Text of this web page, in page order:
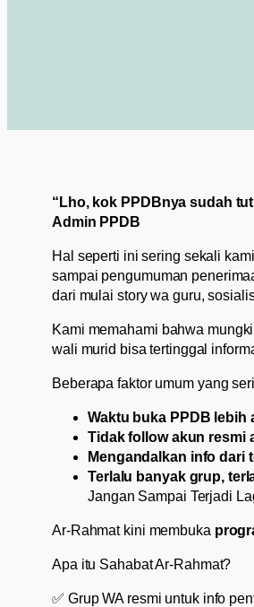
“Lho, kok PPDBnya sudah
Admin PPDB
Hal seperti ini sering sekali
sampai pengumuman
dari mulai story wa guru,
Kami memahami bahwa
wali murid bisa tertinggal
Beberapa faktor umum yang
Waktu buka PPDB lebih
Tidak follow akun resmi
Mengandalkan info dari
Terlalu banyak grup,
Jangan Sampai Terjadi
Ar-Rahmat kini membuka
Apa itu Sahabat Ar-Rahmat?
✅ Grup WA resmi untuk info